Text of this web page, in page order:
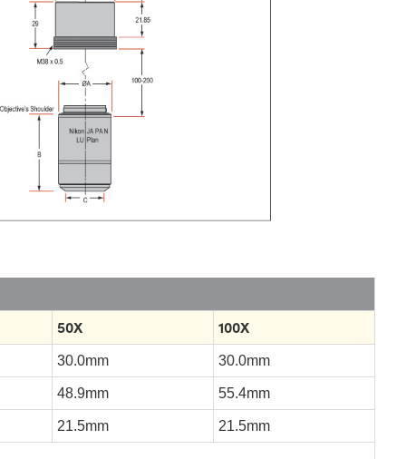
50X 100X
30.0mm 30.0mm
48.9mm 55.4mm
21.5mm 21.5mm